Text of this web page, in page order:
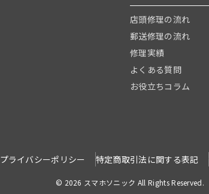
店頭修理の流れ
郵送修理の流れ
修理実績
よくある質問
お役立ちコラム
プライバシーポリシー 特定商取引法に関する表記
© 2026 スマホソニック All Rights Reserved.